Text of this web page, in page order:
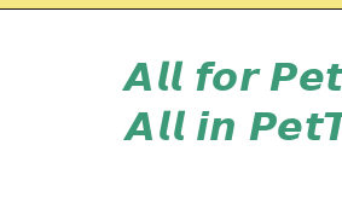
𝘼𝙡𝙡 𝙛𝙤𝙧
𝘼𝙡𝙡 𝙞𝙣